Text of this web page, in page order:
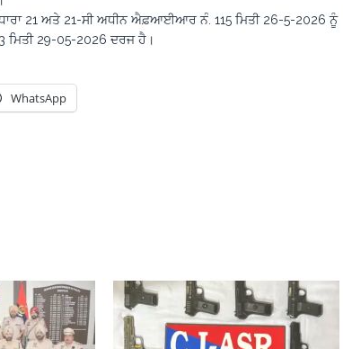
21 ਅਤੇ 21-ਸੀ ਅਧੀਨ ਐਫ਼ਆਈਆਰ ਨੰ. 115 ਮਿਤੀ 26-5-2026 ਨੂੰ
ਮਿਤੀ 29-05-2026 ਦਰਜ ਹੈ।
WhatsApp